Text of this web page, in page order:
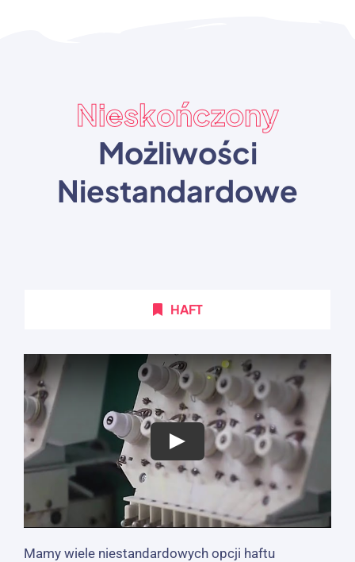
Nieskończony
Możliwości
Niestandardowe
HAFT
Mamy wiele niestandardowych opcji haftu